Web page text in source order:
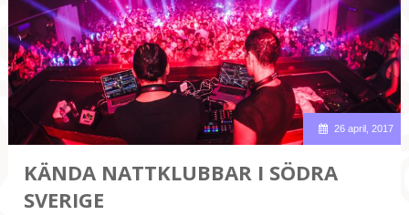
26 april, 2017
KÄNDA NATTKLUBBAR I SÖDRA
SVERIGE